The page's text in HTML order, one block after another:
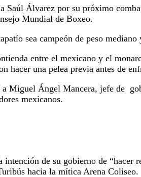
Saúl Álvarez por su próximo
Mundial de Boxeo.
sea campeón de peso
entre el mexicano y el
hacer una pelea previa antes de
Miguel Ángel Mancera, jefe de
mexicanos.
de su gobierno de
hacia la mítica Arena Coliseo.